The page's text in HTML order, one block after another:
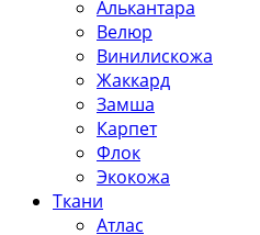
Алькантара
Велюр
Винилискожа
Жаккард
Замша
Карпет
Флок
Экокожа
Ткани
Атлас